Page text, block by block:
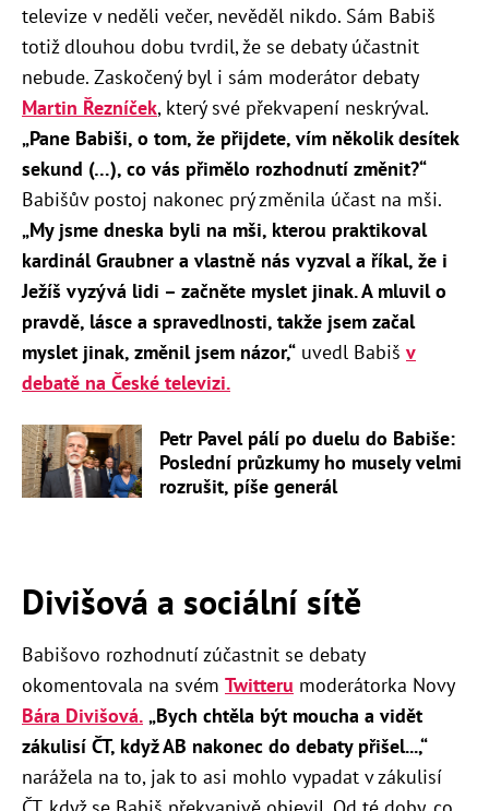
televize v neděli večer, nevěděl nikdo. Sám Babiš
totiž dlouhou dobu tvrdil, že se debaty účastnit
nebude. Zaskočený byl i sám moderátor debaty
Martin Řezníček, který své překvapení neskrýval.
„Pane Babiši, o tom, že přijdete, vím několik desítek
sekund (…), co vás přimělo rozhodnutí změnit?“
Babišův postoj nakonec prý změnila účast na mši.
„My jsme dneska byli na mši, kterou praktikoval
kardinál Graubner a vlastně nás vyzval a říkal, že i
Ježíš vyzývá lidi – začněte myslet jinak. A mluvil o
pravdě, lásce a spravedlnosti, takže jsem začal
myslet jinak, změnil jsem názor,“ ​ uvedl Babiš v
debatě na České televizi.
Petr Pavel pálí po duelu do Babiše:
Poslední průzkumy ho musely velmi
rozrušit, píše generál
Divišová a sociální sítě
Babišovo rozhodnutí zúčastnit se debaty
okomentovala na svém Twitteru moderátorka Novy
Bára Divišová. „Bych chtěla být moucha a vidět
zákulisí ČT, když AB nakonec do debaty přišel...,“
narážela na to, jak to asi mohlo vypadat v zákulisí